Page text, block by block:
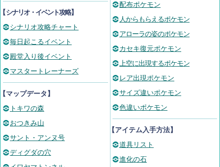
シナリオ・イベント攻略】
シナリオ攻略チャート
毎日起こるイベント
殿堂入り後イベント
マスタートレーナーズ
マップデータ】
トキワの森
おつきみ山
サント・アンヌ号
ディグダの穴
配布ポケモン
人からもらえるポケモン
アローラの姿のポケモン
カセキ復元ポケモン
上空に出現するポケモン
レア出現ポケモン
サイズ違いポケモン
色違いポケモン
【アイテム入手方法】
道具リスト
進化の石